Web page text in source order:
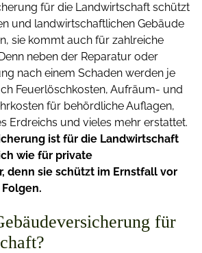
für die Landwirtschaft schützt
und landwirtschaftlichen Gebäude
sie kommt auch für zahlreiche
neben der Reparatur oder
nach einem Schaden werden je
Feuerlöschkosten, Aufräum- und
für behördliche Auflagen,
Erdreichs und vieles mehr erstattet.
ist für die Landwirtschaft
wie für private
denn sie schützt im Ernstfall vor
für